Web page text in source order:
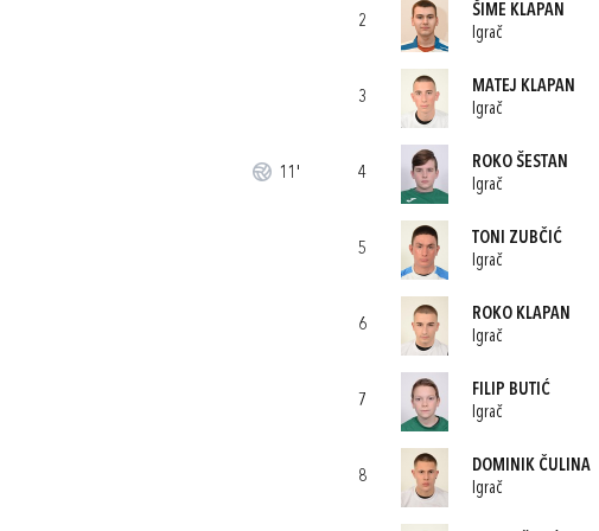
11'
2
ŠIME KLAPAN
Igrač
3
MATEJ KLAPAN
Igrač
4
ROKO ŠESTAN
Igrač
5
TONI ZUBČIĆ
Igrač
6
ROKO KLAPAN
Igrač
7
FILIP BUTIĆ
Igrač
8
DOMINIK ČULINA
Igrač